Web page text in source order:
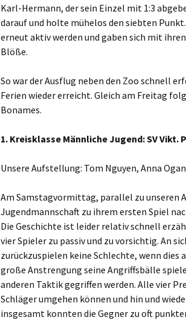
Karl-Hermann, der sein Einzel mit 1:3
darauf und holte mühelos den siebten
erneut aktiv werden und gaben sich mit
Blöße.
So war der Ausflug neben den Zoo schnell
Ferien wieder erreicht. Gleich am Freitag
Bonames.
1. Kreisklasse Männliche Jugend: SV Vikt.
Unsere Aufstellung: Tom Nguyen, Anna
Am Samstagvormittag, parallel zu unseren
Jugendmannschaft zu ihrem ersten Spiel
Die Geschichte ist leider relativ schnell
vier Spieler zu passiv und zu vorsichtig. An
zurückzuspielen keine Schlechte, wenn dies
große Anstrengung seine Angriffsbälle
anderen Taktik gegriffen werden. Alle vier
Schläger umgehen können und hin und
insgesamt konnten die Gegner zu oft